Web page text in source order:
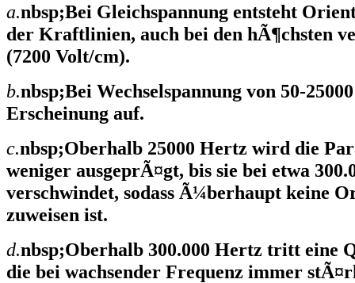
a.nbsp;Bei Gleichspannung entsteht
der Kraftlinien, auch bei den hÃ¶chsten
(7200 Volt/cm).
b.nbsp;Bei Wechselspannung von 50-
Erscheinung auf.
c.nbsp;Oberhalb 25000 Hertz wird die
weniger ausgeprÃ¤gt, bis sie bei etwa
verschwindet, sodass Ã¼berhaupt keine
zuweisen ist.
d.nbsp;Oberhalb 300.000 Hertz tritt eine
die bei wachsender Frequenz immer